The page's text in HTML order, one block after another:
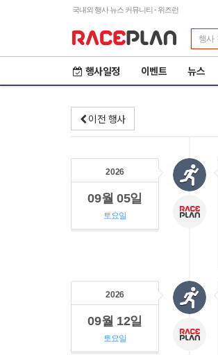
국내외 행사 뉴스 커뮤니티 - 위즈런
행사일정 이벤트 뉴스
이전 행사
2026
09월 05일
토요일
2026
09월 12일
토요일